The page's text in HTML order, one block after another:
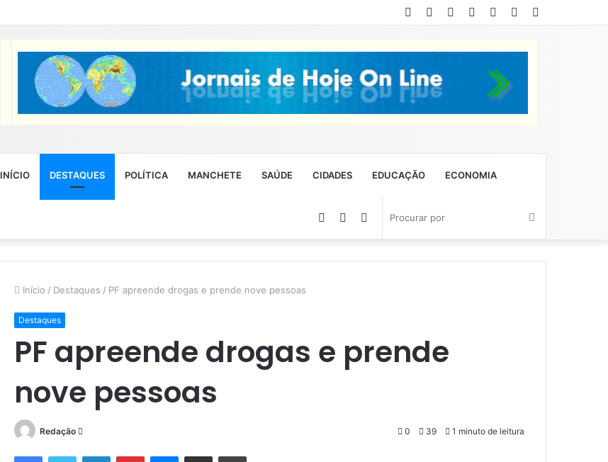
Artigo
aleatório
Entrar
Instagram
YouTube
Twitter
Facebook
INÍCIO DESTAQUES POLÍTICA MANCHETE SAÚDE CIDADES EDUCAÇÃO ECONOMIA
Procurar
por
Switch
skin
Barra
Lateral
Artigo
aleatório
Início / Destaques / PF apreende drogas e prende nove pessoas
Destaques
PF apreende drogas e prende
nove pessoas
Redação 0 39 1 minuto de leitura
FacebookTwitter LinkedinPinterestMessenger
Compartilhar via e-mail Imprimir